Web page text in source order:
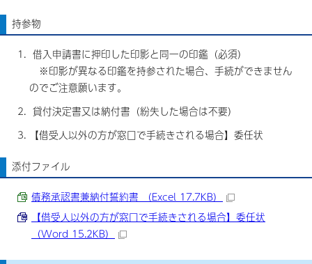
持参物
借入申請書に押印した印影と同一の印鑑（必須）
※印影が異なる印鑑を持参された場合、手続ができません
のでご注意願います。
貸付決定書又は納付書（紛失した場合は不要）
【借受人以外の方が窓口で手続きされる場合】委任状
添付ファイル
債務承認書兼納付誓約書 （Excel 17.7KB）
【借受人以外の方が窓口で手続きされる場合】委任状
（Word 15.2KB）